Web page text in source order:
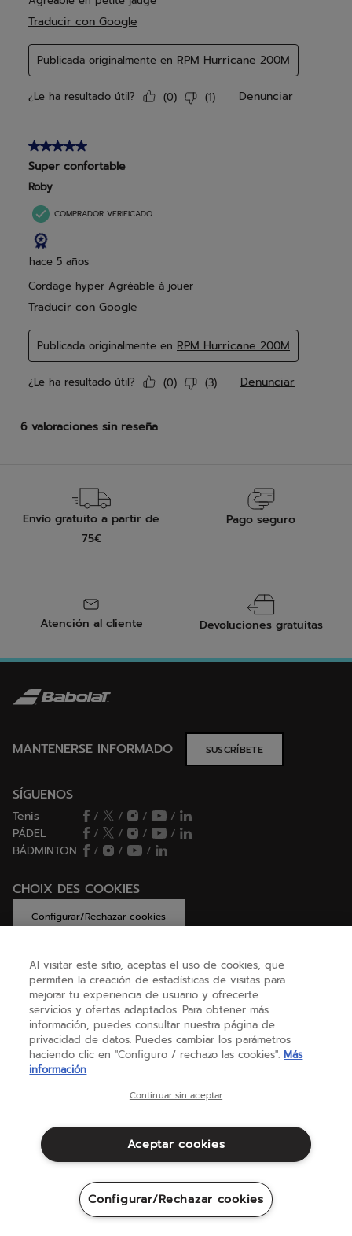
Envío gratuito a partir de
75€
Pago seguro
Atención al cliente Devoluciones gratuitas
MANTENERSE INFORMADO SUSCRÍBETE
SÍGUENOS
Tenis / / /
/
PÁDEL
/ / /
/
BÁDMINTON
/ / /
CHOIX DES COOKIES
Configurar/Rechazar cookies
AYUDA
SOBRE NOSOTROS
Aviso legal
Cookies
Sitemap
©Babolat
Al visitar este sitio, aceptas el uso de cookies, que
permiten la creación de estadísticas de visitas para
mejorar tu experiencia de usuario y ofrecerte
servicios y ofertas adaptados. Para obtener más
información, puedes consultar nuestra página de
privacidad de datos. Puedes cambiar los parámetros
haciendo clic en "Configuro / rechazo las cookies". Más
información
Continuar sin aceptar
Aceptar cookies
Configurar/Rechazar cookies